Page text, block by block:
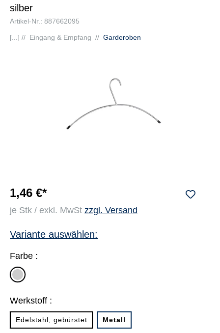
silber
Artikel-Nr.: 887662095
[...] // Eingang & Empfang // Garderoben
1,46 €*
je Stk / exkl. MwSt zzgl. Versand
Variante auswählen:
Farbe :
silber
Werkstoff :
Edelstahl, gebürstet Metall